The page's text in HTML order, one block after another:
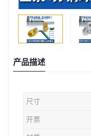
产品描述
尺寸
开票